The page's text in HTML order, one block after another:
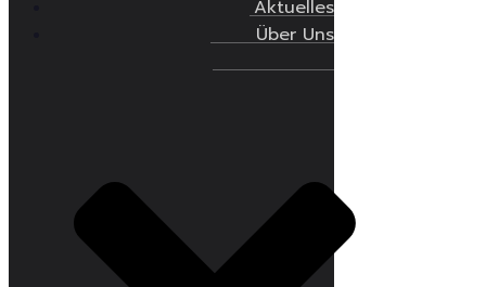
Aktuelles
Über Uns